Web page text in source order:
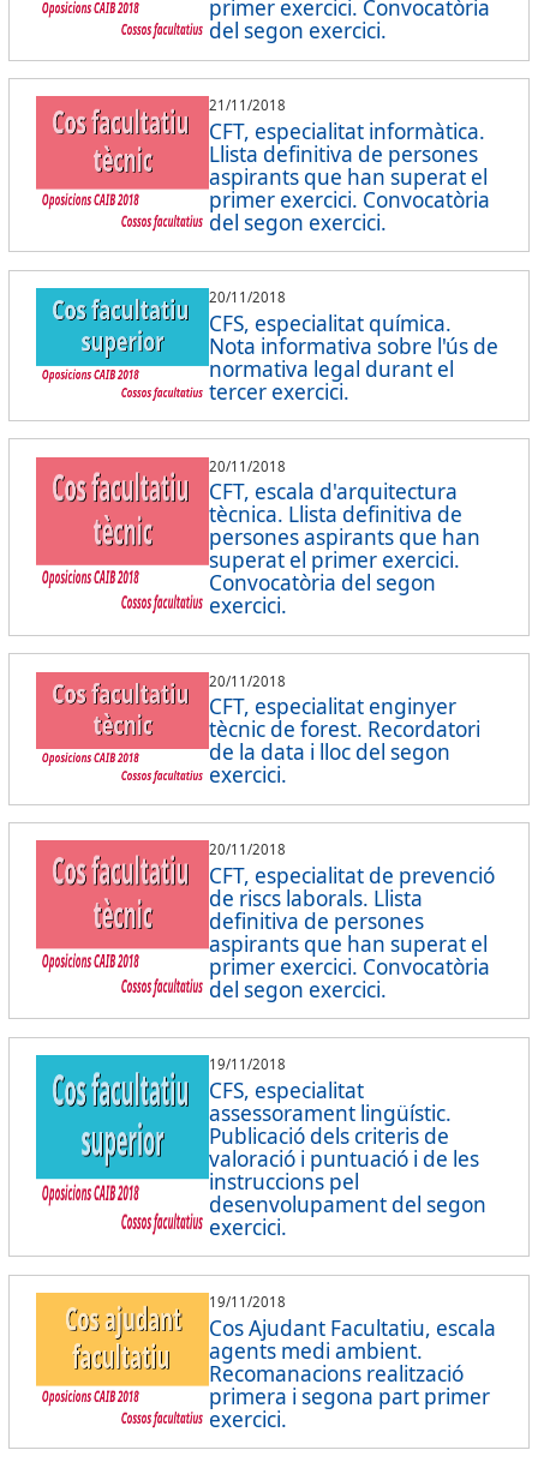
primer exercici. Convocatòria
del segon exercici.
21/11/2018
CFT, especialitat informàtica.
Llista definitiva de persones
aspirants que han superat el
primer exercici. Convocatòria
del segon exercici.
20/11/2018
CFS, especialitat química.
Nota informativa sobre l'ús de
normativa legal durant el
tercer exercici.
20/11/2018
CFT, escala d'arquitectura
tècnica. Llista definitiva de
persones aspirants que han
superat el primer exercici.
Convocatòria del segon
exercici.
20/11/2018
CFT, especialitat enginyer
tècnic de forest. Recordatori
de la data i lloc del segon
exercici.
20/11/2018
CFT, especialitat de prevenció
de riscs laborals. Llista
definitiva de persones
aspirants que han superat el
primer exercici. Convocatòria
del segon exercici.
19/11/2018
CFS, especialitat
assessorament lingüístic.
Publicació dels criteris de
valoració i puntuació i de les
instruccions pel
desenvolupament del segon
exercici.
19/11/2018
Cos Ajudant Facultatiu, escala
agents medi ambient.
Recomanacions realització
primera i segona part primer
exercici.